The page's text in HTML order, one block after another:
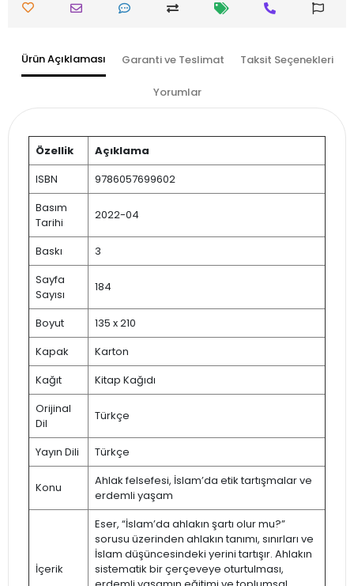
Ürün Açıklaması Garanti ve Teslimat Taksit Seçenekleri
Yorumlar
Özellik
Açıklama
ISBN
9786057699602
Basım
Tarihi
2022-04
Baskı
3
Sayfa
Sayısı
184
Boyut
135 x 210
Kapak
Karton
Kağıt
Kitap Kağıdı
Orijinal
Dil
Türkçe
Yayın Dili Türkçe
Konu
Ahlak felsefesi, İslam’da etik tartışmalar ve
erdemli yaşam
İçerik
Eser, “İslam’da ahlakın şartı olur mu?”
sorusu üzerinden ahlakın tanımı, sınırları ve
İslam düşüncesindeki yerini tartışır. Ahlakın
sistematik bir çerçeveye oturtulması,